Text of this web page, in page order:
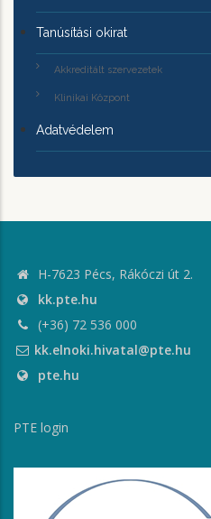
Tanúsítási okirat
Akkreditált szervezetek
Klinikai Központ
Adatvédelem
H-7623 Pécs, Rákóczi út 2.
kk.pte.hu
(+36) 72 536 000
kk.elnoki.hivatal@pte.hu
pte.hu
PTE login